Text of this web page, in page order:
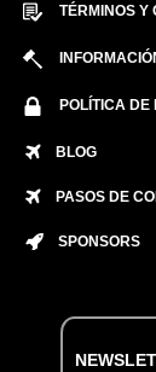
TÉRMINOS Y
POLÍTICA
BLOG
PASOS DE
SPONSORS